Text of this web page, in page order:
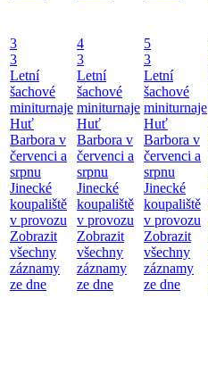
3
3
Letní
šachové
miniturnaje
Huť
Barbora v
červenci a
srpnu
Jinecké
koupaliště
v provozu
Zobrazit
všechny
záznamy
ze dne
4
3
Letní
šachové
miniturnaje
Huť
Barbora v
červenci a
srpnu
Jinecké
koupaliště
v provozu
Zobrazit
všechny
záznamy
ze dne
5
3
Letní
šachové
miniturnaje
Huť
Barbora v
červenci a
srpnu
Jinecké
koupaliště
v provozu
Zobrazit
všechny
záznamy
ze dne